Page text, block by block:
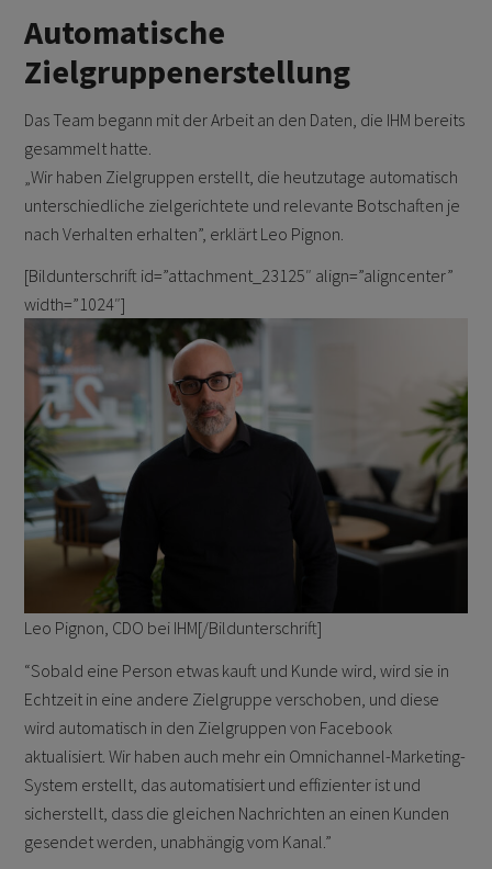
Automatische
Zielgruppenerstellung
Das Team begann mit der Arbeit an den Daten, die IHM bereits
gesammelt hatte.
„Wir haben Zielgruppen erstellt, die heutzutage automatisch
unterschiedliche zielgerichtete und relevante Botschaften je
nach Verhalten erhalten”, erklärt Leo Pignon.
[Bildunterschrift id=”attachment_23125″ align=”aligncenter”
width=”1024″]
Leo Pignon, CDO bei IHM[/Bildunterschrift]
“Sobald eine Person etwas kauft und Kunde wird, wird sie in
Echtzeit in eine andere Zielgruppe verschoben, und diese
wird automatisch in den Zielgruppen von Facebook
aktualisiert. Wir haben auch mehr ein Omnichannel-Marketing-
System erstellt, das automatisiert und effizienter ist und
sicherstellt, dass die gleichen Nachrichten an einen Kunden
gesendet werden, unabhängig vom Kanal.”